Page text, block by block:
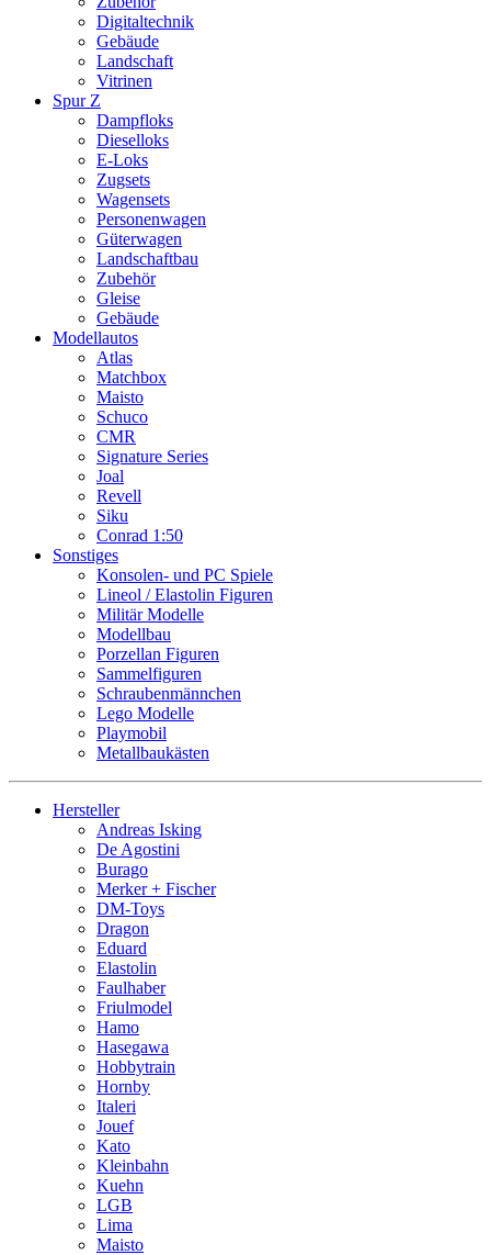
Digitaltechnik
Gebäude
Landschaft
Vitrinen
Spur Z
Dampfloks
Dieselloks
E-Loks
Zugsets
Wagensets
Personenwagen
Güterwagen
Landschaftbau
Zubehör
Gleise
Gebäude
Modellautos
Atlas
Matchbox
Maisto
Schuco
CMR
Signature Series
Joal
Revell
Siku
Conrad 1:50
Sonstiges
Konsolen- und PC Spiele
Lineol / Elastolin Figuren
Militär Modelle
Modellbau
Porzellan Figuren
Sammelfiguren
Schraubenmännchen
Lego Modelle
Playmobil
Metallbaukästen
Hersteller
Andreas Isking
De Agostini
Burago
Merker + Fischer
DM-Toys
Dragon
Eduard
Elastolin
Faulhaber
Friulmodel
Hamo
Hasegawa
Hobbytrain
Hornby
Italeri
Jouef
Kato
Kleinbahn
Kuehn
LGB
Lima
Maisto